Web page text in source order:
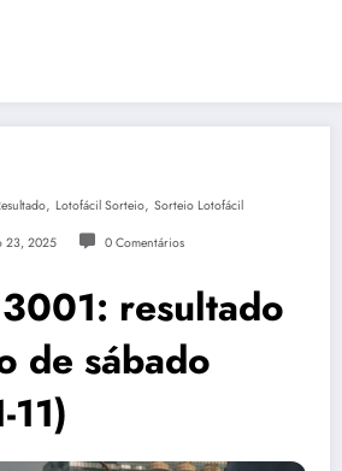
, Lotofácil Sorteio, Sorteio Lotofácil
23, 2025 0 Comentários
resultado
de sábado